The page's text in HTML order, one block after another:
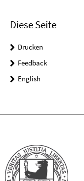
Diese Seite
Drucken
Feedback
English